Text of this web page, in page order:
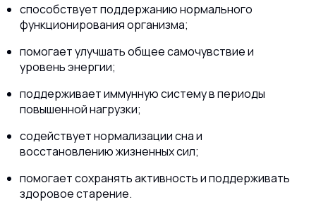
способствует поддержанию нормального
функционирования организма;
помогает улучшать общее самочувствие и
уровень энергии;
поддерживает иммунную систему в периоды
повышенной нагрузки;
содействует нормализации сна и
восстановлению жизненных сил;
помогает сохранять активность и поддерживать
здоровое старение.